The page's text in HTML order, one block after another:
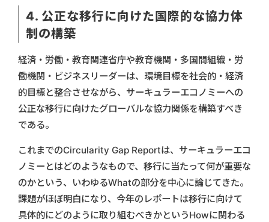
4. 公正な移行に向けた国際的な協力体
制の構築
経済・労働・教育関連省庁や教育機関・多国間組織・労
働機関・ビジネスリーダーは、環境目標を社会的・経済
的目標と整合させながら、サーキュラーエコノミーへの
公正な移行に向けたグローバルな協力関係を構築すべき
である。
これまでのCircularity Gap Reportは、サーキュラーエコ
ノミーとはどのようなもので、移行に当たって何が重要な
のかという、いわゆるWhatの部分を中心に論じてきた。
課題がほぼ明白になり、今年のレポートは移行に向けて
具体的にどのように取り組むべきかというHowに関わる